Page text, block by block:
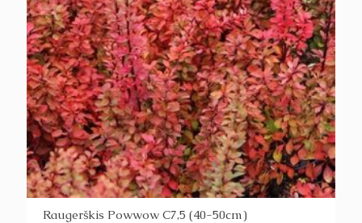
Raugerškis Powwow C7,5 (40-50cm)